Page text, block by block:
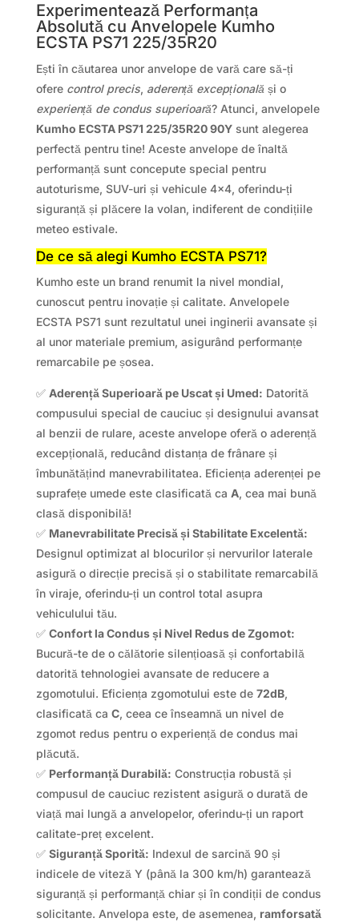
Experimentează Performanța
Absolută cu Anvelopele Kumho
ECSTA PS71 225/35R20
Ești în căutarea unor anvelope de vară care să-ți
ofere control precis, aderență excepțională și o
experiență de condus superioară? Atunci, anvelopele
Kumho ECSTA PS71 225/35R20 90Ysunt alegerea
perfectă pentru tine! Aceste anvelope de înaltă
performanță sunt concepute special pentru
autoturisme, SUV-uri și vehicule 4×4, oferindu-ți
siguranță și plăcere la volan, indiferent de condițiile
meteo estivale.
De ce să alegi Kumho ECSTA PS71?
Kumho este un brand renumit la nivel mondial,
cunoscut pentru inovație și calitate. Anvelopele
ECSTA PS71 sunt rezultatul unei inginerii avansate și
al unor materiale premium, asigurând performanțe
remarcabile pe șosea.
✅ Aderență Superioară pe Uscat și Umed: Datorită
compusului special de cauciuc și designului avansat
al benzii de rulare, aceste anvelope oferă o aderență
excepțională, reducând distanța de frânare și
îmbunătățind manevrabilitatea. Eficiența aderenței pe
suprafețe umede este clasificată ca A, cea mai bună
clasă disponibilă!
✅ Manevrabilitate Precisă și Stabilitate Excelentă:
Designul optimizat al blocurilor și nervurilor laterale
asigură o direcție precisă și o stabilitate remarcabilă
în viraje, oferindu-ți un control total asupra
vehiculului tău.
✅ Confort la Condus și Nivel Redus de Zgomot:
Bucură-te de o călătorie silențioasă și confortabilă
datorită tehnologiei avansate de reducere a
zgomotului. Eficiența zgomotului este de 72dB,
clasificată ca C, ceea ce înseamnă un nivel de
zgomot redus pentru o experiență de condus mai
plăcută.
✅ Performanță Durabilă: Construcția robustă și
compusul de cauciuc rezistent asigură o durată de
viață mai lungă a anvelopelor, oferindu-ți un raport
calitate-preț excelent.
✅ Siguranță Sporită: Indexul de sarcină 90 și
indicele de viteză Y (până la 300 km/h) garantează
siguranță și performanță chiar și în condiții de condus
solicitante. Anvelopa este, de asemenea, ramforsată